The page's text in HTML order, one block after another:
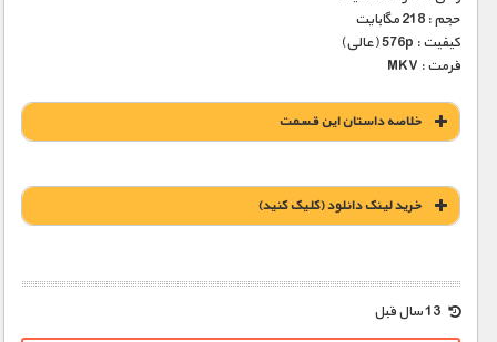
حجم : 218 مگابایت
کیفیت : 576p (عالی)
فرمت : MKV
خلاصه داستان این قسمت
خريد لينک دانلود (کليک کنيد)
1900 تومان – خريد لينک دانلود (افزودن به سبد خريد)